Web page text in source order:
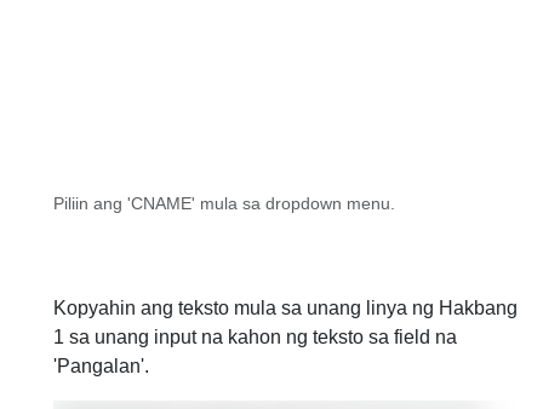
Piliin ang 'CNAME' mula sa dropdown menu.
Kopyahin ang teksto mula sa unang linya ng Hakbang
1 sa unang input na kahon ng teksto sa field na
'Pangalan'.